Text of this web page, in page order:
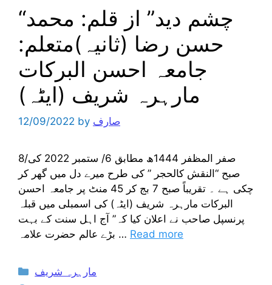
“چشم دید” از قلم: محمد
حسن رضا (ثانیہ)متعلم:
جامعہ احسن البرکات
مارہرہ شریف (ایٹہ)
12/09/2022 by صارف
8/صفر المظفر 1444ھ مطابق 6/ ستمبر 2022 کی
صبح “النقش کالحجر ” کی طرح میرے دل میں گھر کر
چکی ہے ۔ تقریباً صبح 7 بج کر 45 منٹ پر جامعہ احسن
البرکات مارہرہ شریف (ایٹہ) کی اسمبلی میں قبلہ
پرنسپل صاحب نے اعلان کیا کہ” آج اہل سنت کے بہت
بڑے عالم حضرت علامہ … Read more
Categories
مارہرہ شریف